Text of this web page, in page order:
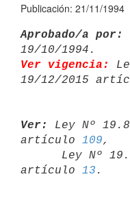
Publicación: 21/11/1994
Aprobado/a por:
Ver vigencia:
19/12/2015
Ver:
Ley Nº
artículo 109,
artículo 13